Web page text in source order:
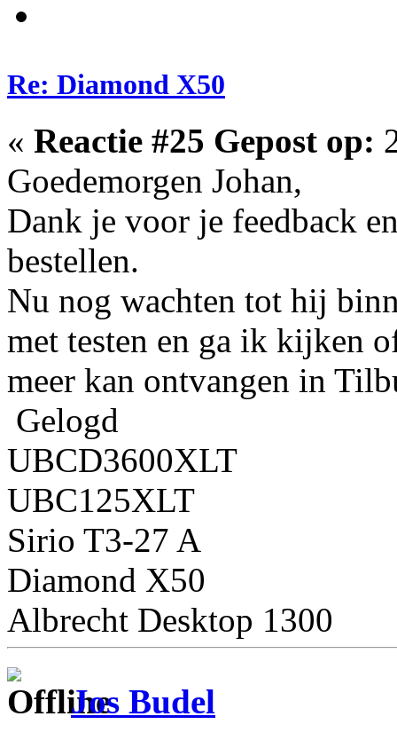
Re: Diamond X50
« Reactie #25 Gepost op:
Goedemorgen Johan,
Dank je voor je feedback
bestellen.
Nu nog wachten tot hij
met testen en ga ik kijken
meer kan ontvangen in
Gelogd
UBCD3600XLT
UBC125XLT
Sirio T3-27 A
Diamond X50
Albrecht Desktop 1300
Jos Budel